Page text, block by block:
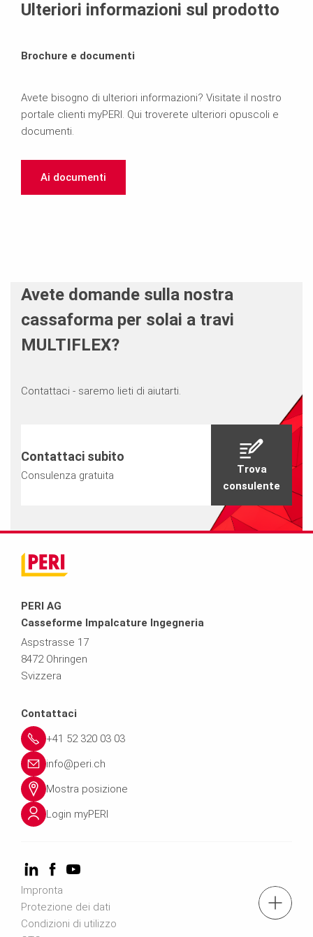
tel.: +41 52 320 03 03
Ulteriori informazioni sul prodotto
Brochure e documenti
Avete bisogno di ulteriori informazioni? Visitate il nostro
portale clienti myPERI. Qui troverete ulteriori opuscoli e
documenti.
Ai documenti
Avete domande sulla nostra
cassaforma per solai a travi
MULTIFLEX?
Contattaci - saremo lieti di aiutarti.
Contattaci subito
Consulenza gratuita
Trova
consulente
PERI AG
Casseforme Impalcature Ingegneria
Aspstrasse 17
8472 Ohringen
Svizzera
Contattaci
+41 52 320 03 03
info@peri.ch
Mostra posizione
Login myPERI
Impronta
Protezione dei dati
Condizioni di utilizzo